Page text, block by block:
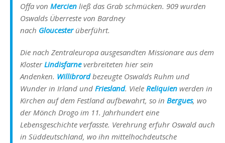
Offa von Mercien ließ das Grab schmücken. 909 wurden
Oswalds Überreste von Bardney
nach Gloucesterüberführt.
Die nach Zentraleuropa ausgesandten Missionare aus dem
KlosterLindisfarneverbreiteten hier sein
Andenken. Willibrordbezeugte Oswalds Ruhm und
Wunder in Irland und Friesland. Viele Reliquien werden in
Kirchen auf dem Festland aufbewahrt, so in Bergues, wo
der Mönch Drogo im 11. Jahrhundert eine
Lebensgeschichte verfasste. Verehrung erfuhr Oswald auch
in Süddeutschland, wo ihn mittelhochdeutsche